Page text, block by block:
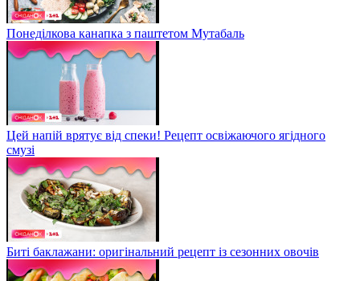
Понеділкова канапка з паштетом Мутабаль
Цей напій врятує від спеки! Рецепт освіжаючого ягідного
смузі
Биті баклажани: оригінальний рецепт із сезонних овочів